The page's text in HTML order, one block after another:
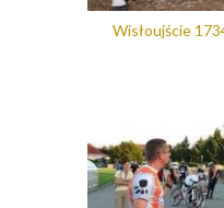
Wisłoujście